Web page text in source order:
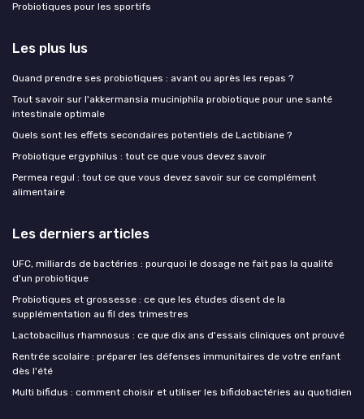
Probiotiques pour les sportifs
Les plus lus
Quand prendre ses probiotiques : avant ou après les repas ?
Tout savoir sur l'akkermansia muciniphila probiotique pour une santé
intestinale optimale
Quels sont les effets secondaires potentiels de Lactibiane ?
Probiotique ergyphilus : tout ce que vous devez savoir
Permea regul : tout ce que vous devez savoir sur ce complément
alimentaire
Les derniers articles
UFC, milliards de bactéries : pourquoi le dosage ne fait pas la qualité
d'un probiotique
Probiotiques et grossesse : ce que les études disent de la
supplémentation au fil des trimestres
Lactobacillus rhamnosus : ce que dix ans d'essais cliniques ont prouvé
Rentrée scolaire : préparer les défenses immunitaires de votre enfant
dès l'été
Multi bifidus : comment choisir et utiliser les bifidobactéries au quotidien